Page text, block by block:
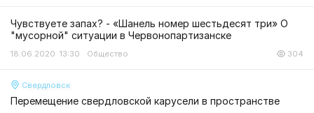
Чувствуете запах? - «Шанель номер шестьдесят три» О
"мусорной" ситуации в Червонопартизанске
18.06.2020 13:30 Общество 304
Свердловск
Перемещение свердловской карусели в пространстве